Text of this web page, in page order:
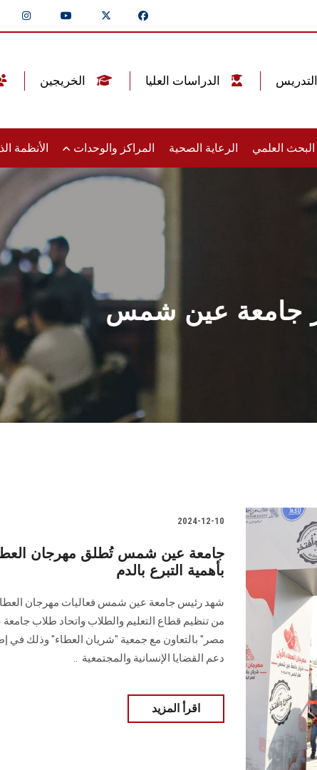
البحث العلمي الرعاية الصحية المراكز والوحدات الأنظمة
جامعة عين شمس
2024-12-10
جامعة عين شمس تُطلق مهرجان
بأهمية التبرع بالدم
شهد رئيس جامعة عين شمس فعاليات مهرجان
من تنظيم قطاع التعليم والطلاب واتحاد طلاب
مصر" بالتعاون مع جمعية "شريان العطاء" وذلك في
دعم القضايا الإنسانية والمجتمعية ‏ ..
اقرأ المزيد